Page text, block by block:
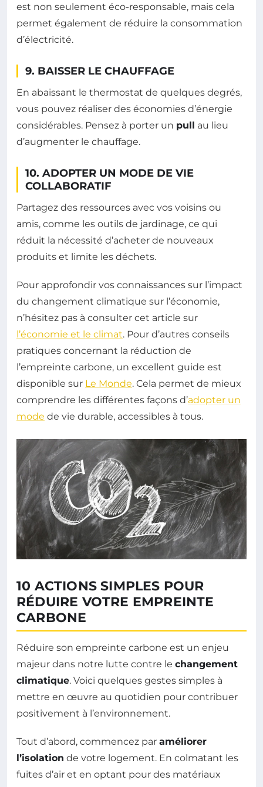
est non seulement éco-responsable, mais cela
permet également de réduire la consommation
d’électricité.
9. BAISSER LE CHAUFFAGE
En abaissant le thermostat de quelques degrés,
vous pouvez réaliser des économies d’énergie
considérables. Pensez à porter un pull au lieu
d’augmenter le chauffage.
10. ADOPTER UN MODE DE VIE
COLLABORATIF
Partagez des ressources avec vos voisins ou
amis, comme les outils de jardinage, ce qui
réduit la nécessité d’acheter de nouveaux
produits et limite les déchets.
Pour approfondir vos connaissances sur l’impact
du changement climatique sur l’économie,
n’hésitez pas à consulter cet article sur
l’économie et le climat. Pour d’autres conseils
pratiques concernant la réduction de
l’empreinte carbone, un excellent guide est
disponible sur Le Monde. Cela permet de mieux
comprendre les différentes façons d’adopter un
mode de vie durable, accessibles à tous.
10 ACTIONS SIMPLES POUR
RÉDUIRE VOTRE EMPREINTE
CARBONE
Réduire son empreinte carbone est un enjeu
majeur dans notre lutte contre le changement
climatique. Voici quelques gestes simples à
mettre en œuvre au quotidien pour contribuer
positivement à l’environnement.
Tout d’abord, commencez par améliorer
l’isolation de votre logement. En colmatant les
fuites d’air et en optant pour des matériaux